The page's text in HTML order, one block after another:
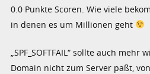
0.0 Punkte Scoren. Wie viele
in denen es um Millionen geht
„SPF_SOFTFAIL“ sollte auch
Domain nicht zum Server paßt,